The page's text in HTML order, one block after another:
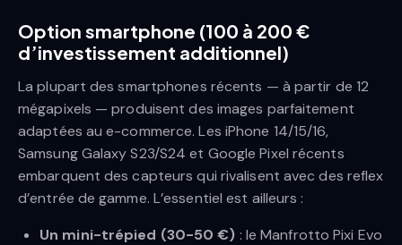
Option smartphone (100 à 200 €
d’investissement additionnel)
La plupart des smartphones récents — à partir de 12
mégapixels — produisent des images parfaitement
adaptées au e-commerce. Les iPhone 14/15/16,
Samsung Galaxy S23/S24 et Google Pixel récents
embarquent des capteurs qui rivalisent avec des reflex
d’entrée de gamme. L’essentiel est ailleurs :
Un mini-trépied (30-50 €) : le Manfrotto Pixi Evo